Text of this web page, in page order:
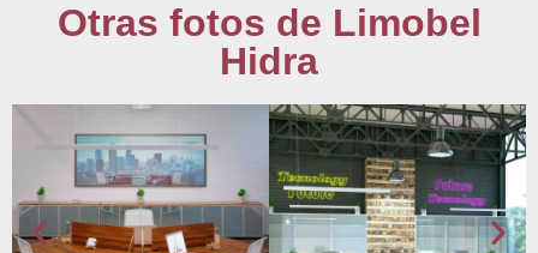
Otras fotos de Limobel
Hidra